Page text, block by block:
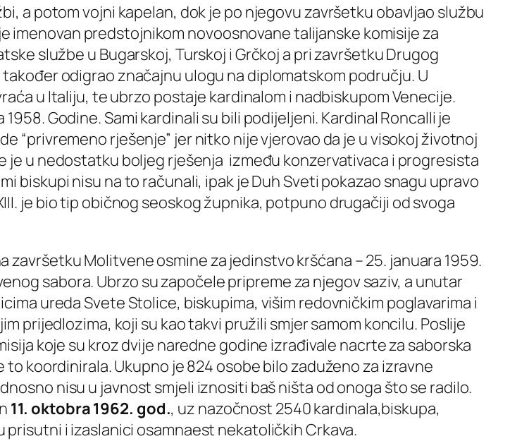
a potom vojni kapelan, dok je po njegovu završetku obavljao službu
imenovan predstojnikom novoosnovane talijanske komisije za
službe u Bugarskoj, Turskoj i Grčkoj a pri završetku Drugog
odigrao značajnu ulogu na diplomatskom području. U
u Italiju, te ubrzo postaje kardinalom i nadbiskupom Venecije.
Godine. Sami kardinali su bili podijeljeni. Kardinal Roncalli je
“privremeno rješenje” jer nitko nije vjerovao da je u visokoj životnoj
u nedostatku boljeg rješenja između konzervativaca i progresista
biskupi nisu na to računali, ipak je Duh Sveti pokazao snagu upravo
je bio tip običnog seoskog župnika, potpuno drugačiji od svoga
završetku Molitvene osmine za jedinstvo kršćana – 25. januara 1959.
sabora. Ubrzo su započele pripreme za njegov saziv, a unutar
ureda Svete Stolice, biskupima, višim redovničkim poglavarima i
prijedlozima, koji su kao takvi pružili smjer samom koncilu. Poslije
koje su kroz dvije naredne godine izrađivale nacrte za saborska
koordinirala. Ukupno je 824 osobe bilo zaduženo za izravne
nisu u javnost smjeli iznositi baš ništa od onoga što se radilo.
11. oktobra 1962. god., uz nazočnost 2540 kardinala,biskupa,
i izaslanici osamnaest nekatoličkih Crkava.